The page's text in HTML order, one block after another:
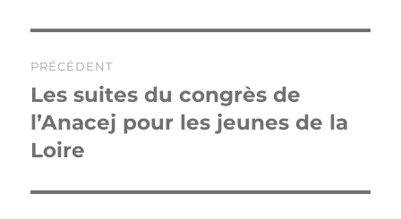
de
l’article
PRÉCÉDENT
Publication
précédente :
Les suites du congrès de
l’Anacej pour les jeunes de la
Loire